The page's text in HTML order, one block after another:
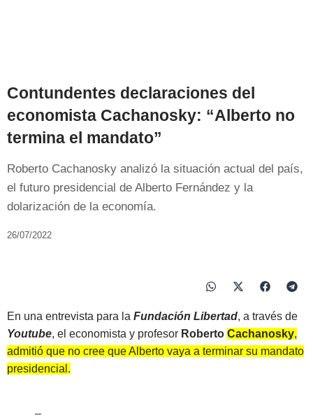
Contundentes declaraciones del
economista Cachanosky: “Alberto no
termina el mandato”
Roberto Cachanosky analizó la situación actual del país,
el futuro presidencial de Alberto Fernández y la
dolarización de la economía.
26/07/2022
En una entrevista para la Fundación Libertad, a través de
Youtube, el economista y profesor Roberto Cachanosky,
admitió que no cree que Alberto vaya a terminar su mandato
presidencial.
–